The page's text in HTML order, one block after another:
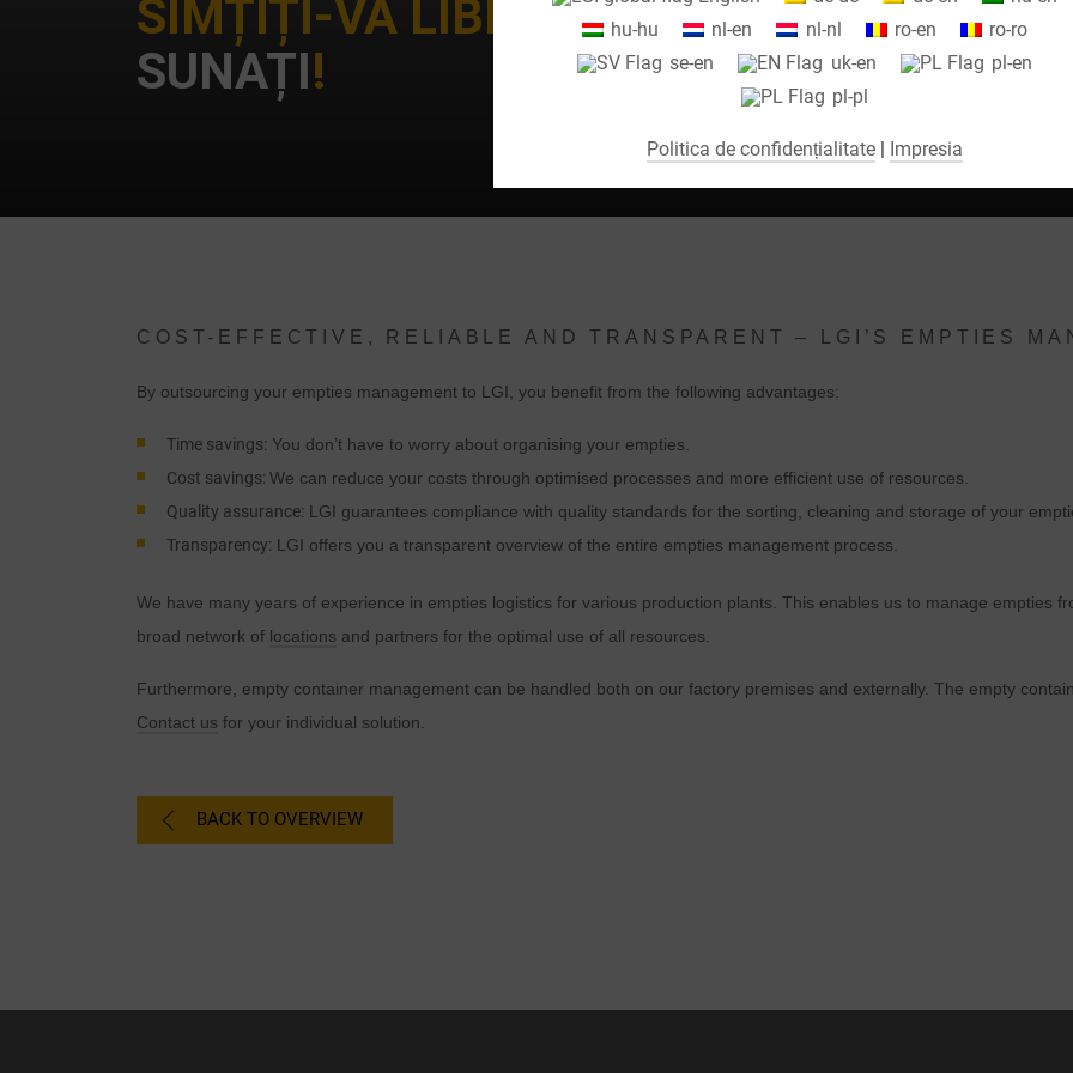
SIMȚIȚI-VĂ LIBER SĂNE
SUNAȚI!
COST-EFFECTIVE, RELIABLE AND TRANSPARENT – LGI’S EMPTIES
By outsourcing your empties management to LGI, you benefit from the following advantages:
Time savings: You don’t have to worry about organising your empties.
Cost savings: We can reduce your costs through optimised processes and more efficient use of resources.
Quality assurance: LGI guarantees compliance with quality standards for the sorting, cleaning and storage of your
Transparency: LGI offers you a transparent overview of the entire empties management process.
We have many years of experience in empties logistics for various production plants. This enables us to manage empties
broad network of locations and partners for the optimal use of all resources.
Furthermore, empty container management can be handled both on our factory premises and externally. The empty
Contact us for your individual solution.
BACK TO OVERVIEW
Folosim cookie-uri pe site-ul nostru web. Unele cookie-uri sunt absolut
necesare pentru ca site-ul nostru să funcționeze („esențial”). Toate
celelalte cookie-uri sunt setate numai dacă sunteți de acord cu utilizarea
Selectând anumite cookie-uri în elementele acordeon, puteți alege dacă
doriți să „acceptați doar cookie-urile esențiale”, „acceptați toate cookie-
De asemenea, puteți modifica setările ulterior folosind butonul „Setări
pot fi găsite în politica noastră de confidențialitate.
Utilizăm Google Analytics pentru a primi analize și evaluări statistice
continue a site-ului web, în ​​scopul de a îmbunătăți site-ul web și
experiența utilizatorului. Comportamentul utilizatorului este transmis
către Google LLC și sunt prelucrate paginile vizitate, timpul petrecut pe
site și interacțiunea, care sunt utilizate de Google în scopuri proprii,
pentru profilare și pentru legarea la alte date de utilizare.
Acceptând cookie-ul asociat serviciilor Google, sunteți de acord ca
hu-hu
nl-en nl-nl ro-en
ro-ro
se-en
uk-en
pl-en
pl-pl
Politica de confidențialitate | Impresia